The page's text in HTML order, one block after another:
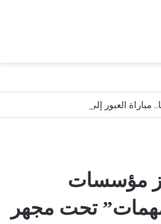
مؤسسات
تحت مجهر